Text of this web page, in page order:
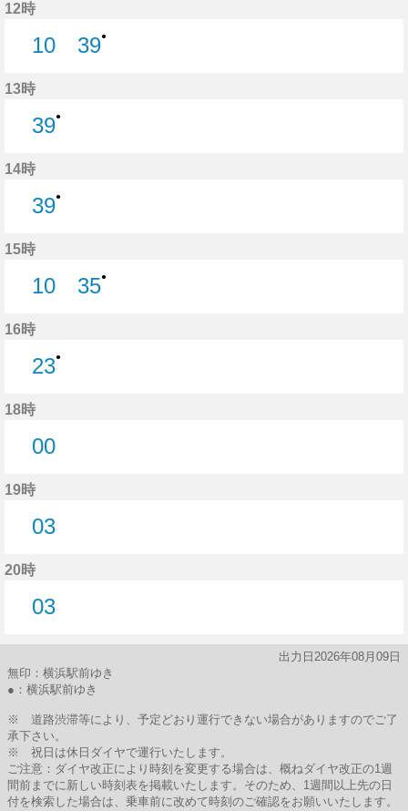
12時
10
39●
13時
39●
14時
39●
15時
10
35●
16時
23●
18時
00
19時
03
20時
03
出力日2026年08月09日
無印：横浜駅前ゆき
●：横浜駅前ゆき
※ 道路渋滞等により、予定どおり運行できない場合がありますのでご了
承下さい。
※ 祝日は休日ダイヤで運行いたします。
ご注意：ダイヤ改正により時刻を変更する場合は、概ねダイヤ改正の1週
間前までに新しい時刻表を掲載いたします。そのため、1週間以上先の日
付を検索した場合は、乗車前に改めて時刻のご確認をお願いいたします。